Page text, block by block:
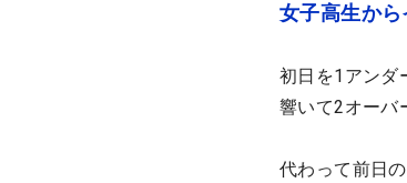
女子高生から
初日を1アンダ
響いて2オーバ
代わって前日